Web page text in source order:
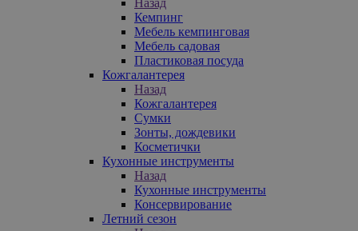
Кемпинг
Мебель кемпинговая
Мебель садовая
Пластиковая посуда
Кожгалантерея
Назад
Кожгалантерея
Сумки
Зонты, дождевики
Косметички
Кухонные инструменты
Назад
Кухонные инструменты
Консервирование
Летний сезон